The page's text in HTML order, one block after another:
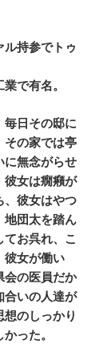
持参でトゥ
で有名。
日その邸に
その家では亭
に無念がらせ
彼女は癇癪が
、彼女はやつ
地団太を踏ん
お呉れ、こ
彼女が働い
会の医員だか
合いの人達が
のしっかり
った。